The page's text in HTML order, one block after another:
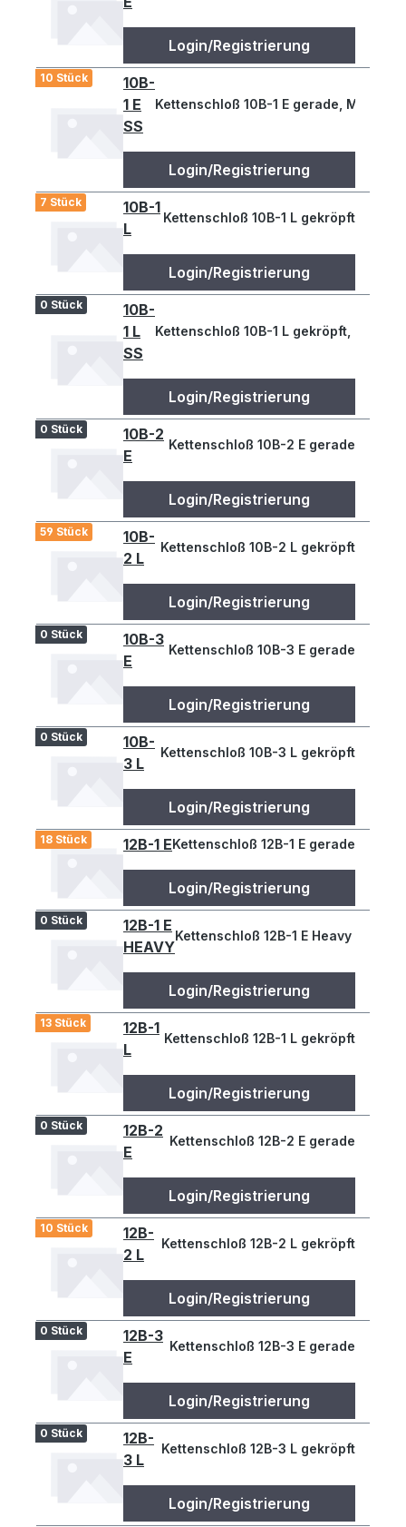
Login/Registrierung
10 Stück
10B-
1 E
SS
Kettenschloß 10B-1 E gerade, Mat. VA
Login/Registrierung
7 Stück
10B-1
L
Kettenschloß 10B-1 L gekröpft
Login/Registrierung
0 Stück
10B-
1 L
SS
Kettenschloß 10B-1 L gekröpft, Mat. VA
Login/Registrierung
0 Stück
10B-2
E
Kettenschloß 10B-2 E gerade
Login/Registrierung
59 Stück
10B-
2 L
Kettenschloß 10B-2 L gekröpft
Login/Registrierung
0 Stück
10B-3
E
Kettenschloß 10B-3 E gerade
Login/Registrierung
0 Stück
10B-
3 L
Kettenschloß 10B-3 L gekröpft
Login/Registrierung
18 Stück 12B-1 EKettenschloß 12B-1 E gerade
Login/Registrierung
0 Stück
12B-1 E
HEAVY
Kettenschloß 12B-1 E Heavy gerade
Login/Registrierung
13 Stück
12B-1
L
Kettenschloß 12B-1 L gekröpft
Login/Registrierung
0 Stück
12B-2
E
Kettenschloß 12B-2 E gerade
Login/Registrierung
10 Stück
12B-
2 L
Kettenschloß 12B-2 L gekröpft
Login/Registrierung
0 Stück
12B-3
E
Kettenschloß 12B-3 E gerade
Login/Registrierung
0 Stück
12B-
3 L
Kettenschloß 12B-3 L gekröpft
Login/Registrierung